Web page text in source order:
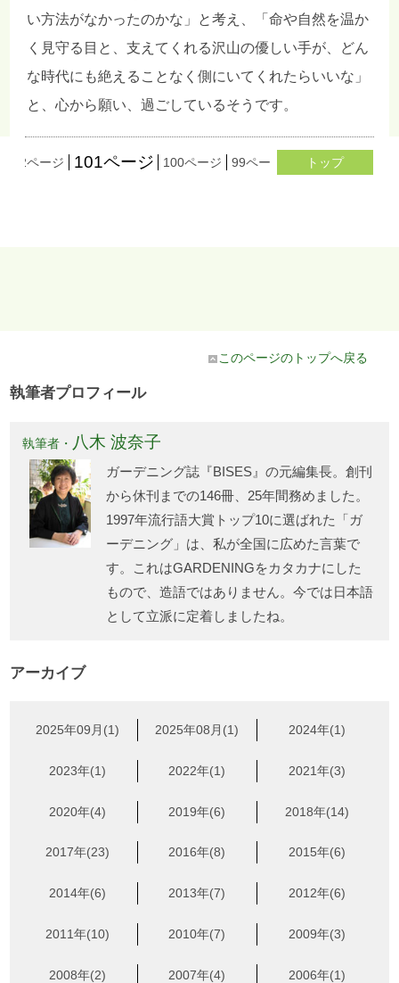
い方法がなかったのかな」と考え、「命や自然を温か
く見守る目と、支えてくれる沢山の優しい手が、どん
な時代にも絶えることなく側にいてくれたらいいな」
と、心から願い、過ごしているそうです。
102ページ 101ページ 100ページ 99ページ 98ページ
トップ
このページのトップへ戻る
執筆者プロフィール
執筆者・ 八木 波奈子
ガーデニング誌『BISES』の元編集長。創刊
から休刊までの146冊、25年間務めました。
1997年流行語大賞トップ10に選ばれた「ガ
ーデニング」は、私が全国に広めた言葉で
す。これはGARDENINGをカタカナにした
もので、造語ではありません。今では日本語
として立派に定着しましたね。
アーカイブ
2025年09月(1) 2025年08月(1) 2024年(1)
2023年(1) 2022年(1) 2021年(3)
2020年(4) 2019年(6) 2018年(14)
2017年(23) 2016年(8) 2015年(6)
2014年(6) 2013年(7) 2012年(6)
2011年(10) 2010年(7) 2009年(3)
2008年(2) 2007年(4) 2006年(1)